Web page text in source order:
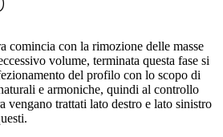
comincia con la rimozione delle masse
volume, terminata questa fase si
del profilo con lo scopo di
e armoniche, quindi al controllo
vengano trattati lato destro e lato sinistro